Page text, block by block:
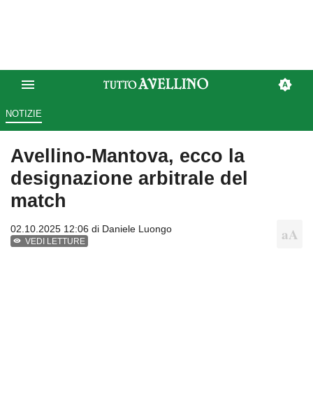
NOTIZIE
Avellino-Mantova, ecco la
designazione arbitrale del
match
02.10.2025 12:06 di Daniele Luongo
VEDI LETTURE